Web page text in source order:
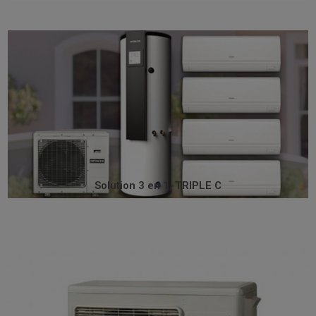
Solution 3 en 1, TRIPLE C
Solution 3 en 1, TRIPLE C
Offrez l’excellence avec la première solution 3 en 1
Hitachi, TRIPLE C : climatisation réversible, chauffage,
chauffe-eau avec un seul groupe extérieur. La solution
TRIPLE C peut intégrer jusqu’à 4 unités intérieures pour
climatiser individuellement chaque pièce d’un logement,
avec des unités murales, gainables, et cassettes. En
concentré de tous les avantages de la détente directe,
pour un confort sur mesure.
(chaleur) contenues gratuitement dans l’air d’un endroit
vers un autre, grâce à un circuit frigorifique hermétique.
En hiver, les calories de l’air extérieur sont transférées